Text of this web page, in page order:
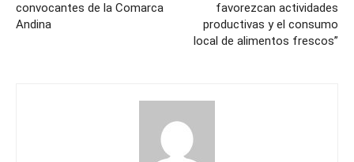
convocantes de la Comarca
Andina
favorezcan actividades
productivas y el consumo
local de alimentos frescos”